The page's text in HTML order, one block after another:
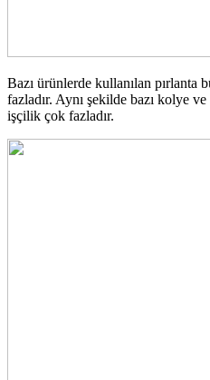
Bazı ürünlerde kullanılan pırlanta
fazladır. Aynı şekilde bazı kolye
işçilik çok fazladır.